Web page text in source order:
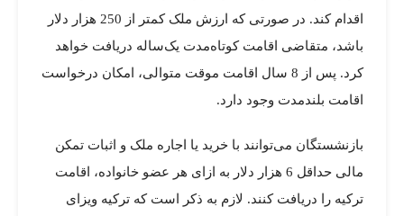
اقدام کند. در صورتی که ارزش ملک کمتر از 250 هزار دلار
باشد، متقاضی اقامت کوتاه‌مدت یک‌ساله دریافت خواهد
کرد. پس از 8 سال اقامت موقت متوالی، امکان درخواست
اقامت بلندمدت وجود دارد.
بازنشستگان می‌توانند با خرید یا اجاره ملک و اثبات تمکن
مالی حداقل 6 هزار دلار به ازای هر عضو خانواده، اقامت
ترکیه را دریافت کنند. لازم به ذکر است که ترکیه ویزای